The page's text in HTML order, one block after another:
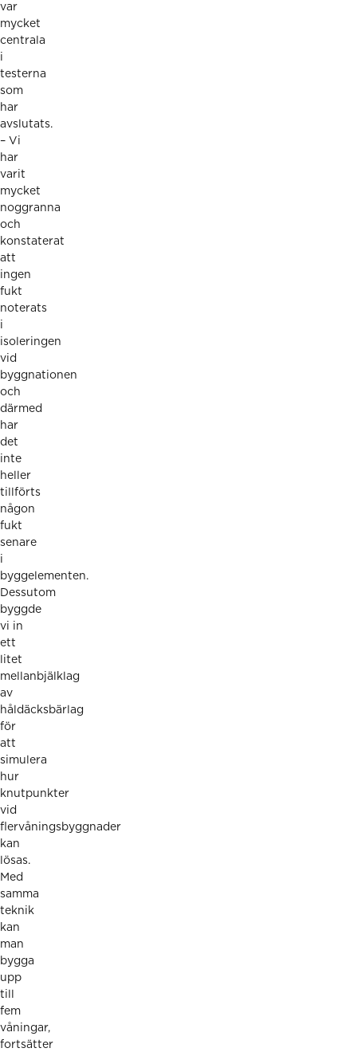
var
mycket
centrala
i
testerna
som
har
avslutats.
– Vi
har
varit
mycket
noggranna
och
konstaterat
att
ingen
fukt
noterats
i
isoleringen
vid
byggnationen
och
därmed
har
det
inte
heller
tillförts
någon
fukt
senare
i
byggelementen.
Dessutom
byggde
vi in
ett
litet
mellanbjälklag
av
håldäcksbärlag
för
att
simulera
hur
knutpunkter
vid
flervåningsbyggnader
kan
lösas.
Med
samma
teknik
kan
man
bygga
upp
till
fem
våningar,
fortsätter